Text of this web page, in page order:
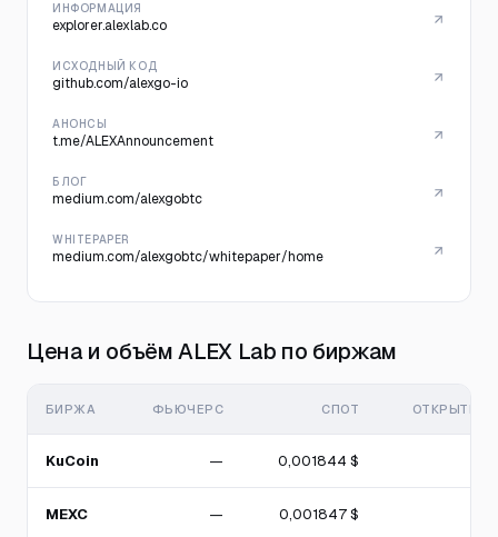
ИНФОРМАЦИЯ
explorer.alexlab.co
ИСХОДНЫЙ КОД
github.com/alexgo-io
АНОНСЫ
t.me/ALEXAnnouncement
БЛОГ
medium.com/alexgobtc
WHITEPAPER
medium.com/alexgobtc/whitepaper/home
Цена и объём ALEX Lab по биржам
БИРЖА ФЬЮЧЕРС СПОТ ОТКРЫТЫЙ
KuCoin — 0,001844 $
MEXC — 0,001847 $